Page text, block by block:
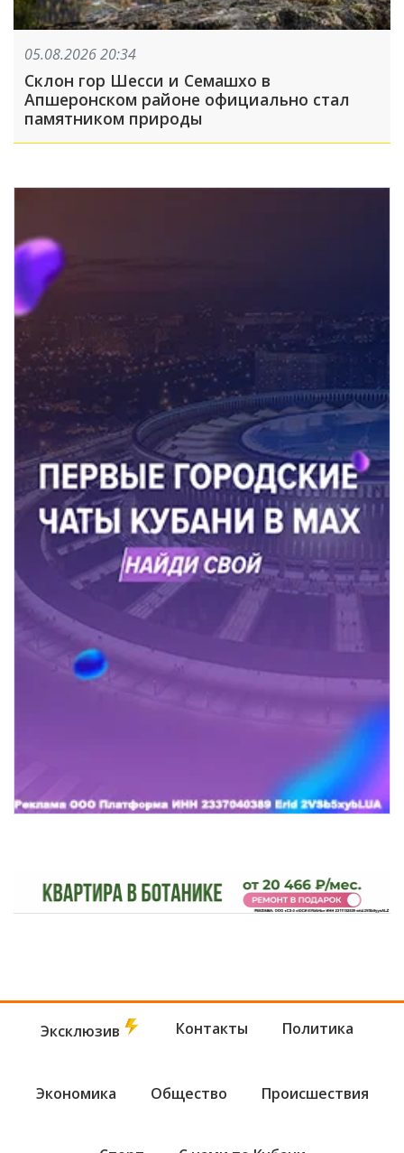
05.08.2026 20:34
Склон гор Шесси и Семашхо в
Апшеронском районе официально стал
памятником природы
Эксклюзив Контакты Политика
Экономика Общество Происшествия